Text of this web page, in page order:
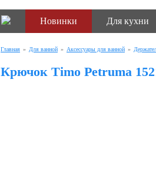
Новинки Для кухни
Главная » Для ванной » Аксессуары для ванной »
Крючок Timo Petruma